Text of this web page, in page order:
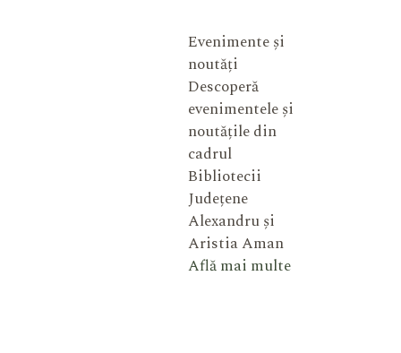
Evenimente și
noutăți
Descoperă
evenimentele și
noutățile din
cadrul
Bibliotecii
Județene
Alexandru și
Aristia Aman
Află mai multe